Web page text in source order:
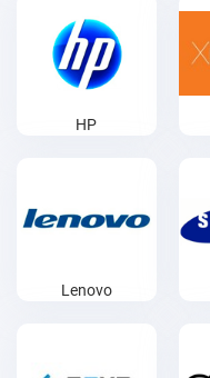
HP
Lenovo